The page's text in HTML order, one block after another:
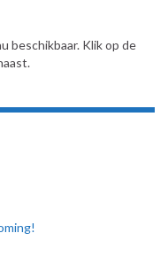
beschikbaar. Klik op de